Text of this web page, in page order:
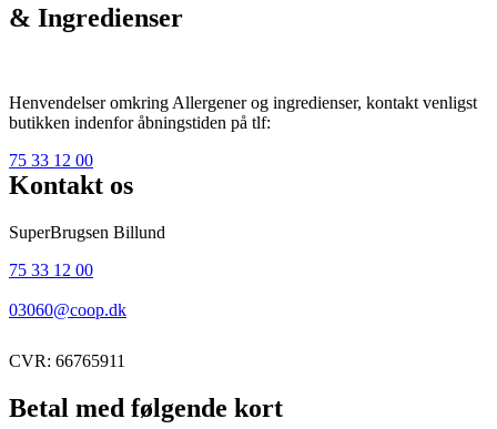
& Ingredienser
Henvendelser omkring Allergener og ingredienser, kontakt venligst
butikken indenfor åbningstiden på tlf:
75 33 12 00
Kontakt os
SuperBrugsen Billund
75 33 12 00
03060@coop.dk
CVR: 66765911
Betal med følgende kort